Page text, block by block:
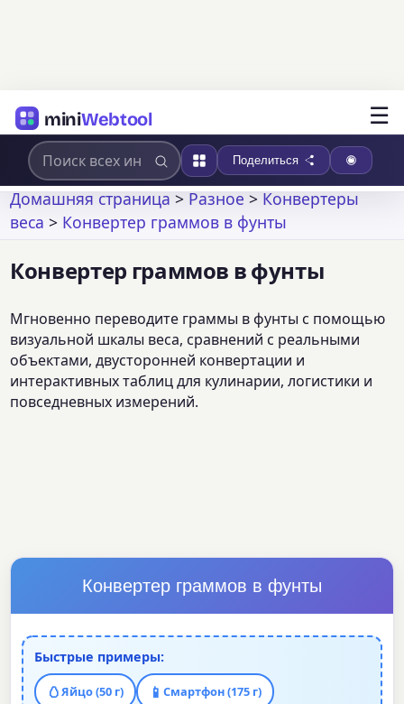
miniWebtool ☰
Поделиться
Домашняя страница>Разное>Конвертеры
веса > Конвертер граммов в фунты
Конвертер граммов в фунты
Мгновенно переводите граммы в фунты с помощью
визуальной шкалы веса, сравнений с реальными
объектами, двусторонней конвертации и
интерактивных таблиц для кулинарии, логистики и
повседневных измерений.
Конвертер граммов в фунты
Быстрые примеры:
🥚Яйцо (50 г) 📱Смартфон (175 г)